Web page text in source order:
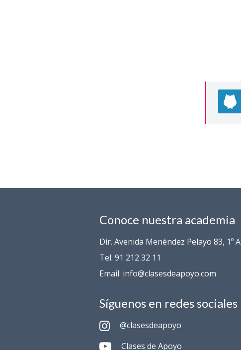
Conoce nuestra academia
Dir. Avenida Menéndez Pelayo 83, 1º A
Tel. 91 212 32 11
Email. info@clasesdeapoyo.com
Síguenos en redes sociales
@clasesdeapoyo
Clases de Apoyo